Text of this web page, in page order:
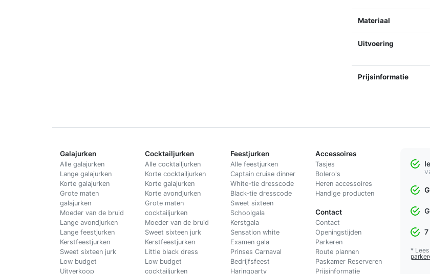
Materiaal
Uitvoering
Prijsinformatie
Galajurken
Alle galajurken
Lange galajurken
Korte galajurken
Grote maten
galajurken
Moeder van de bruid
Lange avondjurken
Lange feestjurken
Kerstfeestjurken
Sweet sixteen jurk
Low budget
Uitverkoop
Cocktailjurken
Alle cocktailjurken
Korte cocktailjurken
Korte galajurken
Korte avondjurken
Grote maten
cocktailjurken
Moeder van de bruid
Sweet sixteen jurk
Kerstfeestjurken
Little black dress
Low budget
cocktailjurken
Feestjurken
Alle feestjurken
Captain cruise dinner
White-tie dresscode
Black-tie dresscode
Sweet sixteen
Schoolgala
Kerstgala
Sensation white
Examen gala
Prinses Carnaval
Bedrijfsfeest
Haringparty
Accessoires
Tasjes
Bolero's
Heren accessoires
Handige producten
Contact
Contact
Openingstijden
Parkeren
Route plannen
Paskamer Reserveren
Prijsinformatie
7
*